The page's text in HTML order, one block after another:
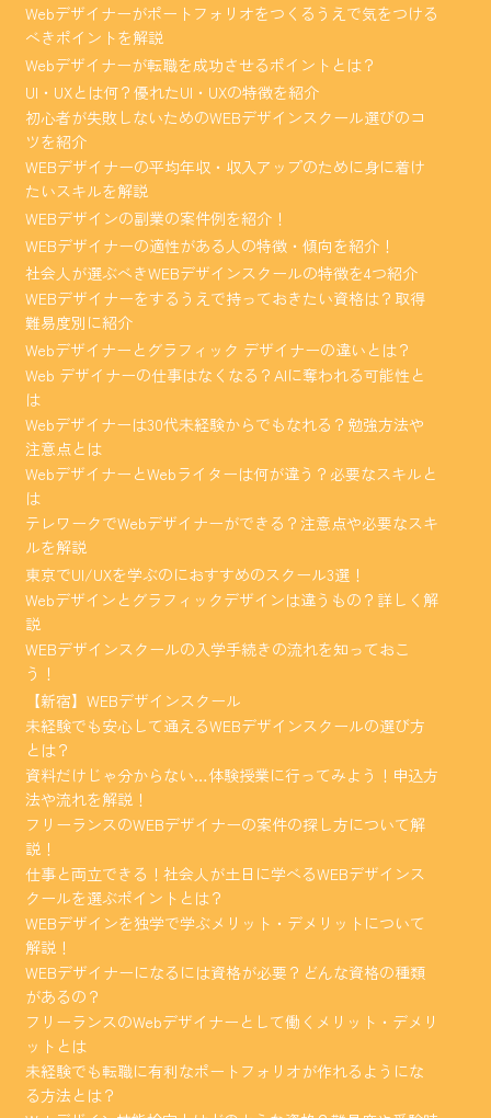
Webデザイナーがポートフォリオをつくるうえで気をつける
べきポイントを解説
Webデザイナーが転職を成功させるポイントとは？
UI・UXとは何？優れたUI・UXの特徴を紹介
初心者が失敗しないためのWEBデザインスクール選びのコ
ツを紹介
WEBデザイナーの平均年収・収入アップのために身に着け
たいスキルを解説
WEBデザインの副業の案件例を紹介！
WEBデザイナーの適性がある人の特徴・傾向を紹介！
社会人が選ぶべきWEBデザインスクールの特徴を4つ紹介
WEBデザイナーをするうえで持っておきたい資格は？取得
難易度別に紹介
Webデザイナーとグラフィック デザイナーの違いとは？
Web デザイナーの仕事はなくなる？AIに奪われる可能性と
は
Webデザイナーは30代未経験からでもなれる？勉強方法や
注意点とは
WebデザイナーとWebライターは何が違う？必要なスキルと
は
テレワークでWebデザイナーができる？注意点や必要なスキ
ルを解説
東京でUI/UXを学ぶのにおすすめのスクール3選！
Webデザインとグラフィックデザインは違うもの？詳しく解
説
WEBデザインスクールの入学手続きの流れを知っておこ
う！
【新宿】WEBデザインスクール
未経験でも安心して通えるWEBデザインスクールの選び方
とは？
資料だけじゃ分からない…体験授業に行ってみよう！申込方
法や流れを解説！
フリーランスのWEBデザイナーの案件の探し方について解
説！
仕事と両立できる！社会人が土日に学べるWEBデザインス
クールを選ぶポイントとは？
WEBデザインを独学で学ぶメリット・デメリットについて
解説！
WEBデザイナーになるには資格が必要？どんな資格の種類
があるの？
フリーランスのWebデザイナーとして働くメリット・デメリ
ットとは
未経験でも転職に有利なポートフォリオが作れるようにな
る方法とは？